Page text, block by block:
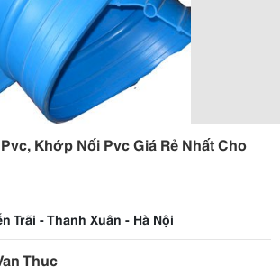
Khớp Nối Pvc Giá Rẻ Nhất Cho
Trãi - Thanh Xuân - Hà Nội
Thuc